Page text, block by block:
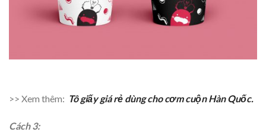
>> Xem thêm: Tô giấy giá rẻ dùng cho cơm cuộn Hàn Quốc.
Cách 3: